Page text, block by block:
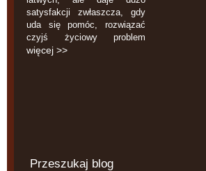
satysfakcji zwłaszcza, gdy
uda się pomóc, rozwiązać
czyjś życiowy problem
więcej >>
Przeszukaj blog